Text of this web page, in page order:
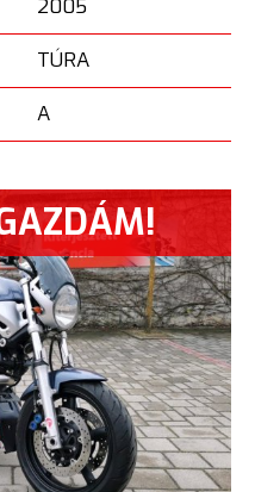
2005
TÚRA
A